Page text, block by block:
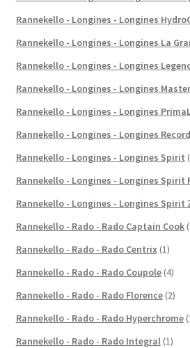
Rannekello - Longines - Longines
Rannekello - Longines - Longines La
Rannekello - Longines - Longines
Rannekello - Longines - Longines
Rannekello - Longines - Longines
Rannekello - Longines - Longines Record
Rannekello - Longines - Longines Spirit
Rannekello - Longines - Longines Spirit
Rannekello - Longines - Longines Spirit
Rannekello - Rado - Rado Captain Cook
Rannekello - Rado - Rado Centrix (1)
Rannekello - Rado - Rado Coupole (4)
Rannekello - Rado - Rado Florence (2)
Rannekello - Rado - Rado Hyperchrome
Rannekello - Rado - Rado Integral (1)